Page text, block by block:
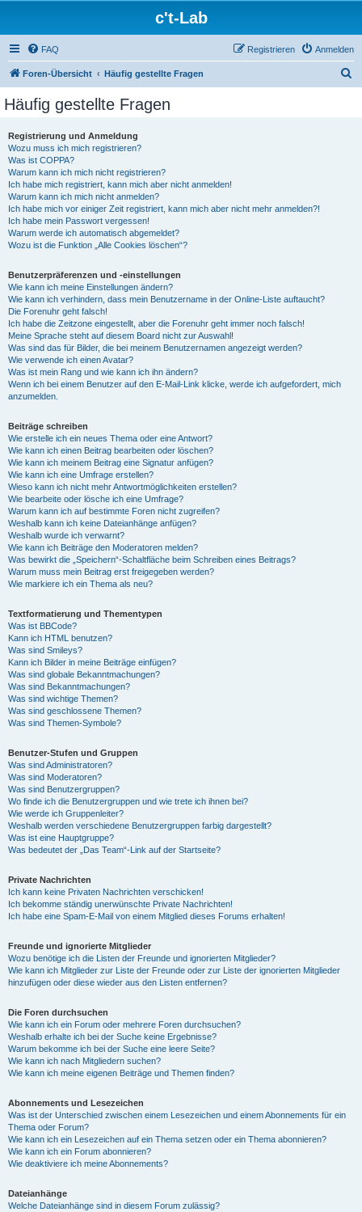
c't-Lab
FAQ Anmelden
Registrieren
Foren-Übersicht Häufig gestellte Fragen
Häufig gestellte Fragen
Registrierung und Anmeldung
Wozu muss ich mich registrieren?
Was ist COPPA?
Warum kann ich mich nicht registrieren?
Ich habe mich registriert, kann mich aber nicht anmelden!
Warum kann ich mich nicht anmelden?
Ich habe mich vor einiger Zeit registriert, kann mich aber nicht mehr anmelden?!
Ich habe mein Passwort vergessen!
Warum werde ich automatisch abgemeldet?
Wozu ist die Funktion „Alle Cookies löschen“?
Benutzerpräferenzen und -einstellungen
Wie kann ich meine Einstellungen ändern?
Wie kann ich verhindern, dass mein Benutzername in der Online-Liste auftaucht?
Die Forenuhr geht falsch!
Ich habe die Zeitzone eingestellt, aber die Forenuhr geht immer noch falsch!
Meine Sprache steht auf diesem Board nicht zur Auswahl!
Was sind das für Bilder, die bei meinem Benutzernamen angezeigt werden?
Wie verwende ich einen Avatar?
Was ist mein Rang und wie kann ich ihn ändern?
Wenn ich bei einem Benutzer auf den E-Mail-Link klicke, werde ich aufgefordert, mich
anzumelden.
Beiträge schreiben
Wie erstelle ich ein neues Thema oder eine Antwort?
Wie kann ich einen Beitrag bearbeiten oder löschen?
Wie kann ich meinem Beitrag eine Signatur anfügen?
Wie kann ich eine Umfrage erstellen?
Wieso kann ich nicht mehr Antwortmöglichkeiten erstellen?
Wie bearbeite oder lösche ich eine Umfrage?
Warum kann ich auf bestimmte Foren nicht zugreifen?
Weshalb kann ich keine Dateianhänge anfügen?
Weshalb wurde ich verwarnt?
Wie kann ich Beiträge den Moderatoren melden?
Was bewirkt die „Speichern“-Schaltfläche beim Schreiben eines Beitrags?
Warum muss mein Beitrag erst freigegeben werden?
Wie markiere ich ein Thema als neu?
Textformatierung und Thementypen
Was ist BBCode?
Kann ich HTML benutzen?
Was sind Smileys?
Kann ich Bilder in meine Beiträge einfügen?
Was sind globale Bekanntmachungen?
Was sind Bekanntmachungen?
Was sind wichtige Themen?
Was sind geschlossene Themen?
Was sind Themen-Symbole?
Benutzer-Stufen und Gruppen
Was sind Administratoren?
Was sind Moderatoren?
Was sind Benutzergruppen?
Wo finde ich die Benutzergruppen und wie trete ich ihnen bei?
Wie werde ich Gruppenleiter?
Weshalb werden verschiedene Benutzergruppen farbig dargestellt?
Was ist eine Hauptgruppe?
Was bedeutet der „Das Team“-Link auf der Startseite?
Private Nachrichten
Ich kann keine Privaten Nachrichten verschicken!
Ich bekomme ständig unerwünschte Private Nachrichten!
Ich habe eine Spam-E-Mail von einem Mitglied dieses Forums erhalten!
Freunde und ignorierte Mitglieder
Wozu benötige ich die Listen der Freunde und ignorierten Mitglieder?
Wie kann ich Mitglieder zur Liste der Freunde oder zur Liste der ignorierten Mitglieder
hinzufügen oder diese wieder aus den Listen entfernen?
Die Foren durchsuchen
Wie kann ich ein Forum oder mehrere Foren durchsuchen?
Weshalb erhalte ich bei der Suche keine Ergebnisse?
Warum bekomme ich bei der Suche eine leere Seite?
Wie kann ich nach Mitgliedern suchen?
Wie kann ich meine eigenen Beiträge und Themen finden?
Abonnements und Lesezeichen
Was ist der Unterschied zwischen einem Lesezeichen und einem Abonnements für ein
Thema oder Forum?
Wie kann ich ein Lesezeichen auf ein Thema setzen oder ein Thema abonnieren?
Wie kann ich ein Forum abonnieren?
Wie deaktiviere ich meine Abonnements?
Dateianhänge
Welche Dateianhänge sind in diesem Forum zulässig?